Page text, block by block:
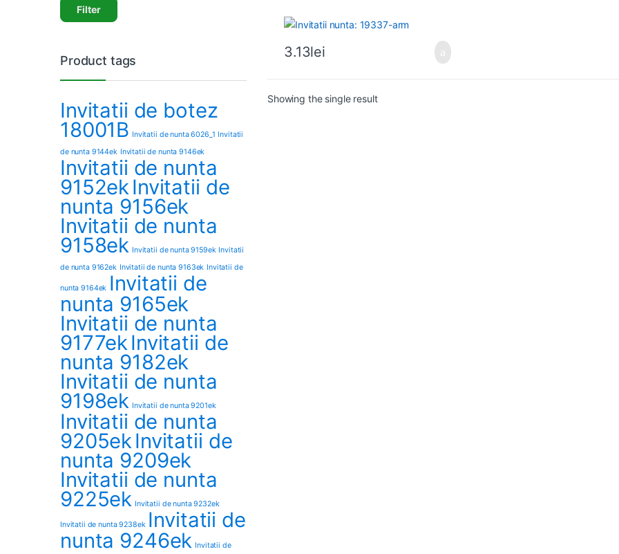
3.13lei
Showing the single result
Filter
Product tags
Invitatii de botez
18001B Invitatii de nunta 6026_1 Invitatii
de nunta 9144ek Invitatii de nunta 9146ek
Invitatii de nunta
9152ekInvitatii de
nunta 9156ek
Invitatii de nunta
9158ek Invitatii de nunta 9159ek Invitatii
de nunta 9162ek Invitatii de nunta 9163ek Invitatii de
nunta 9164ek Invitatii de
nunta 9165ek
Invitatii de nunta
9177ekInvitatii de
nunta 9182ek
Invitatii de nunta
9198ek Invitatii de nunta 9201ek
Invitatii de nunta
9205ekInvitatii de
nunta 9209ek
Invitatii de nunta
9225ek Invitatii de nunta 9232ek
Invitatii de nunta 9238ek Invitatii de
nunta 9246ek Invitatii de